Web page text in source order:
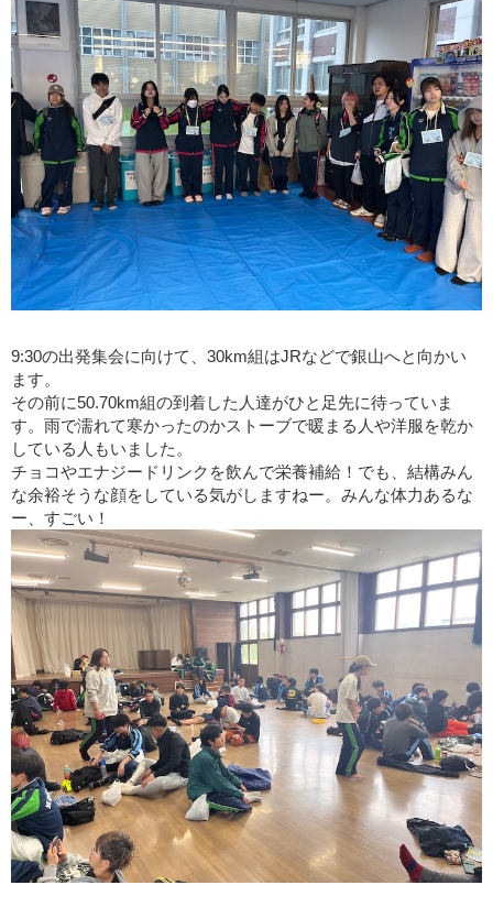
9:30の出発集会に向けて、30km組はJRなどで銀山へと向かい
ます。
その前に50.70km組の到着した人達がひと足先に待っていま
す。雨で濡れて寒かったのかストーブで暖まる人や洋服を乾か
している人もいました。
チョコやエナジードリンクを飲んで栄養補給！でも、結構みん
な余裕そうな顔をしている気がしますねー。みんな体力あるな
ー、すごい！